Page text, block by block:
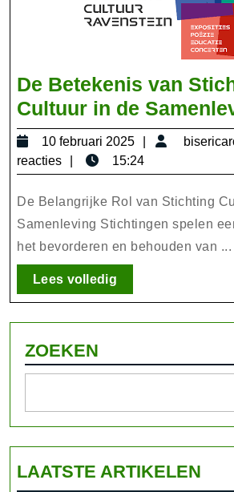
De Betekenis van
Cultuur in de
10 februari 2025
10
2025
reacties
15:24
De Belangrijke Rol van Stichting
Samenleving Stichtingen spelen
het bevorderen en behouden van ...
Lees volledigLees
volledig
ZOEKEN
LAATSTE ARTIKELEN